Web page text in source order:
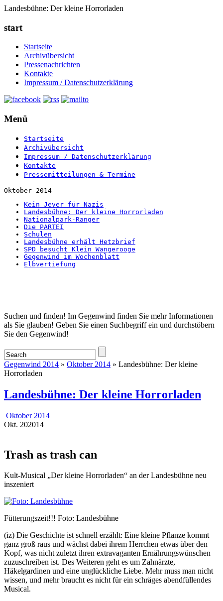
Landesbühne: Der kleine Horrorladen
start
Startseite
Archivübersicht
Pressenachrichten
Kontakte
Impressum / Datenschutzerklärung
Menü
Startseite
Archivübersicht
Impressum / Datenschutzerklärung
Kontakte
Pressemitteilungen & Termine
Oktober 2014
Kein Jever für Nazis
Landesbühne: Der kleine Horrorladen
Nationalpark-Ranger
Die PARTEI
Schulen
Landesbühne erhält Hetzbrief
SPD besucht Klein Wangerooge
Gegenwind im Wochenblatt
Elbvertiefung
Startseite
Suchen und finden! Im Gegenwind finden Sie mehr Informationen
als Sie glauben! Geben Sie einen Suchbegriff ein und durchstöbern
Sie den Gegenwind!
Gegenwind 2014 » Oktober 2014 » Landesbühne: Der kleine
Horrorladen
Landesbühne: Der kleine Horrorladen
Oktober 2014
Okt. 202014
Trash as trash can
Kult-Musical „Der kleine Horrorladen“ an der Landesbühne neu
inszeniert
Fütterungszeit!!! Foto: Landesbühne
(iz) Die Geschichte ist schnell erzählt: Eine kleine Pflanze kommt
ganz groß raus und wächst dabei ihrem Herrchen etwas über den
Kopf, was nicht zuletzt ihren extravaganten Ernährungswünschen
zuzuschreiben ist. Des Weiteren geht es um Zahnärzte,
Häkelgardinen und eine unglückliche Liebe. Mehr muss man nicht
wissen, und mehr braucht es nicht für ein schräges abendfüllendes
Musical.